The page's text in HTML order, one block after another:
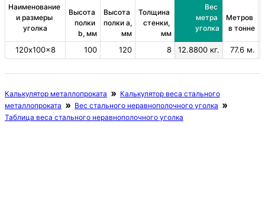
Наименование
и размеры
уголка
Высота
полки
b, мм
Высота
полки a,
мм
Толщина
стенки,
мм
Вес
метра
уголка
Метров
в тонне
120х100×8 100 120 8 12.8800 кг. 77.6 м.
Калькулятор металлопроката
Калькулятор веса стального
металлопроката
Вес стального неравнополочного уголка
Таблица веса стального неравнополочного уголка